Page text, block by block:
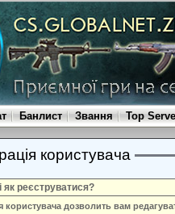
Банлист Звання Top
користувача
як реєструватися?
користувача дозволить вам